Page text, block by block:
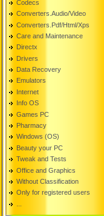
Codecs
Converters.Audio/Video
Converters.Pdf/Html/Xps
Care and Maintenance
Directx
Drivers
Data Recovery
Emulators
Internet
Info OS
Games PC
Pharmacy
Windows (OS)
Beauty your PC
Tweak and Tests
Office and Graphics
Without Classification
Only for registered users